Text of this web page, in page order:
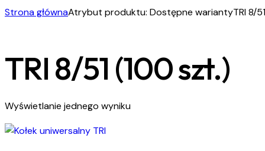
1
Strona głównaAtrybut produktu: Dostępne wariantyTRI 8/
TRI 8/51 (100 szt.)
Wyświetlanie jednego wyniku